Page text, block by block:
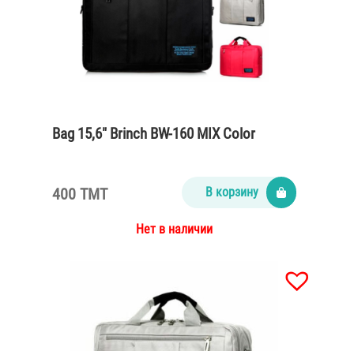
Bag 15,6″ Brinch BW-160 MIX Color
400 TMT В корзину
Нет в наличии